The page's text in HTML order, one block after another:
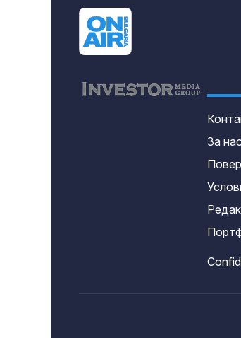
За нас